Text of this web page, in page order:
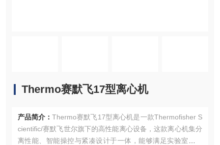
Thermo赛默飞17型离心机
产品简介： Thermo赛默飞17型离心机是一款Thermofisher S
cientific/赛默飞世尔旗下的高性能离心设备，这款离心机集分
离性能、智能操控与紧凑设计于一体，能够满足实验室中的